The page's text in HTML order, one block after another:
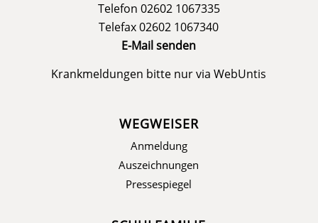
Telefon 02602 1067335
Telefax 02602 1067340
E-Mail senden
Krankmeldungen bitte nur viaWebUntis
WEGWEISER
Anmeldung
Auszeichnungen
Pressespiegel